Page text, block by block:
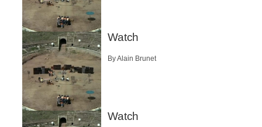
Watch
By Alain Brunet
Watch